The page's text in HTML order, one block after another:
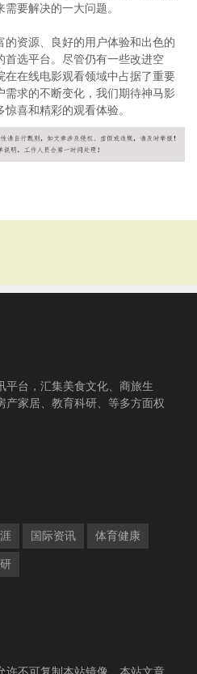
要解决的一大问题。
资源、良好的用户体验和出色的
选平台。尽管仍有一些改进空
在在线电影观看领域中占据了重要
需求的不断变化，我们期待神马影
喜和精彩的观看体验。
平台，汇集美食文化、商旅生
产家居、教育科研、等多方面权
国际资讯 体育健康